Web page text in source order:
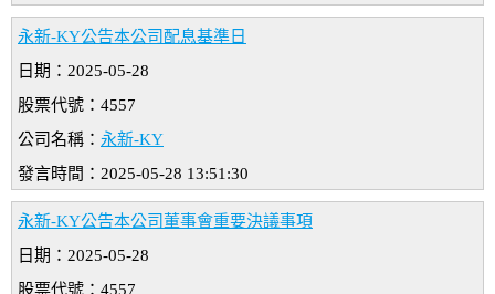
永新-KY公告本公司配息基準日
日期：2025-05-28
股票代號：4557
公司名稱： 永新-KY
發言時間：2025-05-28 13:51:30
永新-KY公告本公司董事會重要決議事項
日期：2025-05-28
股票代號：4557